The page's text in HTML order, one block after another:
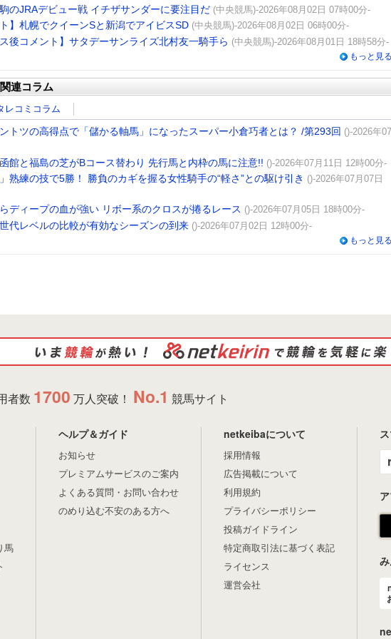
のJRAデビュー戦 イチザサンダーに要注目だ (中央競馬)-2026年08月02日 07時00分-
】札幌でクイーンSと新潟でアイビスSD (中央競馬)-2026年08月02日 06時00分-
後コメント】サタデーサンライズ北村友一騎手ら (中央競馬)-2026年08月01日 18時58分-
もっと見る
連コラム
レコミコラム
トツの高得点で「儲かる軸馬」になったスーパー小倉巧者とは？ /第293回 ()-2026年07
館と福島の芝がBコース替わり 先行馬と内枠の馬に注意!! ()-2026年07月11日 12時00分-
熟練の技で5勝！ 勝負のカギを握る女性騎手の“軽さ”との駆け引き ()-2026年07月07日
ディープの血が強い リボー系のクロスが捲るレース ()-2026年07月05日 18時00分-
代レベルの比較が有効なシーズンの到来 ()-2026年07月02日 12時00分-
もっと見る
者数 1700 万人突破！ No.1 競馬サイト
馬
ヘルプ＆ガイド
お知らせ
プレミアムサービスのご案内
よくある質問・お問い合わせ
のめり込む不安のある方へ
netkeibaについて
採用情報
広告掲載について
利用規約
プライバシーポリシー
投稿ガイドライン
特定商取引法に基づく表記
ライセンス
運営会社